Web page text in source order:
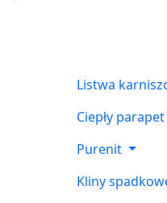
Listwa
Ciepły parapet
Purenit
Kliny